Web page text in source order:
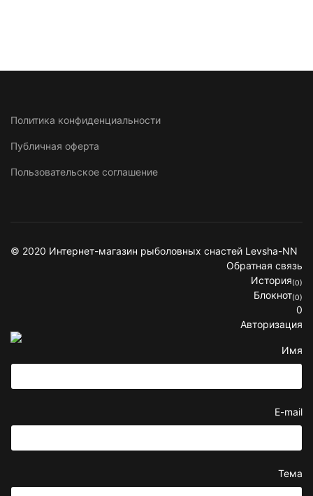
Политика конфиденциальности
Публичная оферта
Пользовательское соглашение
© 2020 Интернет-магазин рыболовных снастей Levsha-NN
Обратная связь
История(0)
Блокнот(0)
0
Авторизация
Имя
E-mail
Тема